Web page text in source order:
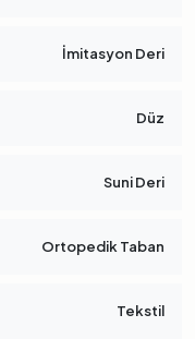
İmitasyon Deri
Düz
Suni Deri
Ortopedik Taban
Tekstil